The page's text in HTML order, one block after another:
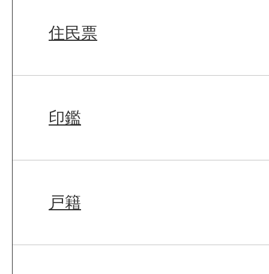
住民票
印鑑
戸籍